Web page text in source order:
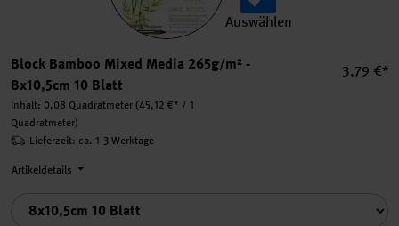
Auswählen
Block Bamboo Mixed Media 265g/m² -
8x10,5cm 10 Blatt
Inhalt: 0,08 Quadratmeter (45,12 €* / 1
Quadratmeter)
3,79 €*
Lieferzeit: ca. 1-3 Werktage
Artikeldetails